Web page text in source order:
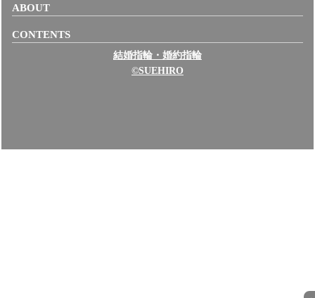
ABOUT
CONTENTS
結婚指輪・婚約指輪
©SUEHIRO